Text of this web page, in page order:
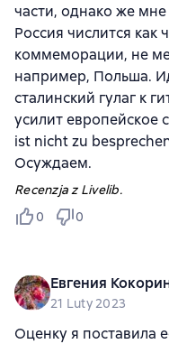
части, однако же
Россия числится
коммеморации, не
например, Польша.
сталинский гулаг к
усилит
ist nicht zu
Осуждаем.
Recenzja z Livelib.
0
0
Евгения
21 Luty 2023
Оценку я поставила